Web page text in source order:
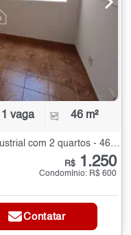
1 vaga 46 m²
Apartamento para Alugar na Vila Industrial com 2 quartos - 46 m²
R$ 1.250
Condomínio: R$ 600
Contatar